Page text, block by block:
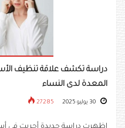
دراسة تكشف علاقة تنظيف
المعدة لدى النساء
27285